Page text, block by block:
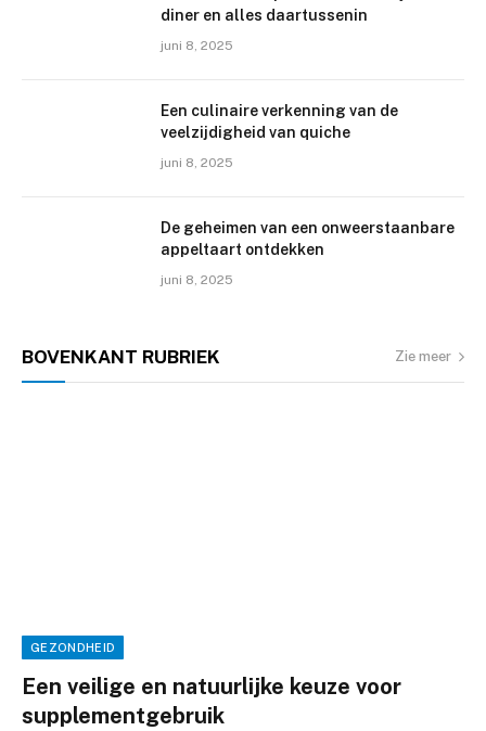
diner en alles daartussenin
juni 8, 2025
Een culinaire verkenning van de
veelzijdigheid van quiche
juni 8, 2025
De geheimen van een onweerstaanbare
appeltaart ontdekken
juni 8, 2025
BOVENKANT RUBRIEK Zie meer
GEZONDHEID
Een veilige en natuurlijke keuze voor
supplementgebruik